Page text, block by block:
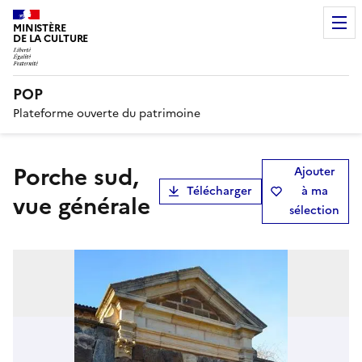
MINISTÈRE
DE LA CULTURE
POP
Plateforme ouverte du patrimoine
porche sud,
vue générale
Télécharger
Ajouter
à ma
sélection